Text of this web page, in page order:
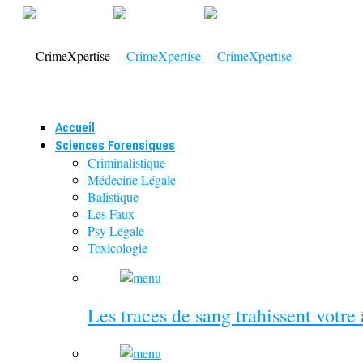
Accueil
Sciences Forensiques
Criminalistique
Médecine Légale
Balistique
Les Faux
Psy Légale
Toxicologie
Les traces de sang trahissent votre